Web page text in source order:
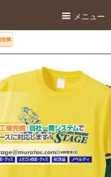
メニュー